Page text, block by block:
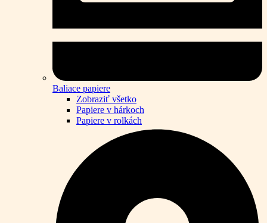
Baliace papiere
Zobraziť všetko
Papiere v hárkoch
Papiere v rolkách